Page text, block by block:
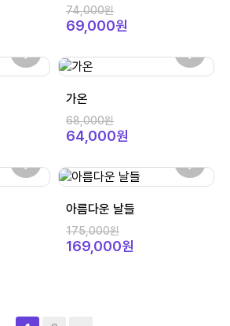
74,000원
69,000원
가온
68,000원
64,000원
아름다운 날들
175,000원
169,000원